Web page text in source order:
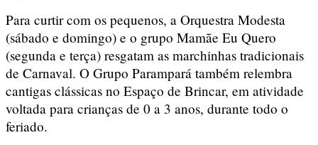
Para curtir com os pequenos, a Orquestra Modesta
(sábado e domingo) e o grupo Mamãe Eu Quero
(segunda e terça) resgatam as marchinhas tradicionais
de Carnaval. O Grupo Parampará também relembra
cantigas clássicas no Espaço de Brincar, em atividade
voltada para crianças de 0 a 3 anos, durante todo o
feriado.